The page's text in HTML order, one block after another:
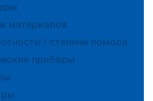
материалов
/ степени помола
приборы